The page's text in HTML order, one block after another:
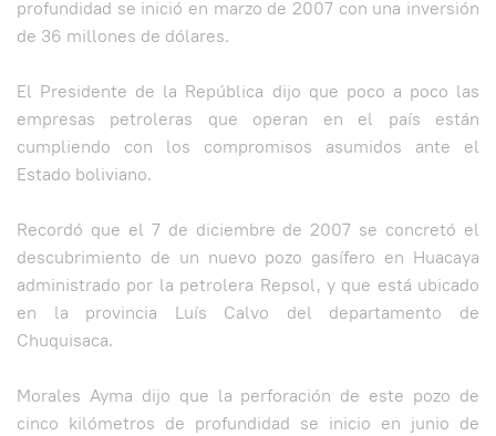
profundidad se inició en marzo de 2007 con una inversión
de 36 millones de dólares.
El Presidente de la República dijo que poco a poco las
empresas petroleras que operan en el país están
cumpliendo con los compromisos asumidos ante el
Estado boliviano.
Recordó que el 7 de diciembre de 2007 se concretó el
descubrimiento de un nuevo pozo gasífero en Huacaya
administrado por la petrolera Repsol, y que está ubicado
en la provincia Luís Calvo del departamento de
Chuquisaca.
Morales Ayma dijo que la perforación de este pozo de
cinco kilómetros de profundidad se inicio en junio de